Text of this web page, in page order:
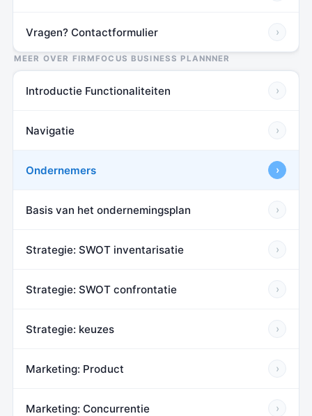
Vragen? Contactformulier ›
MEER OVER FIRMFOCUS BUSINESS PLANNNER
Introductie Functionaliteiten ›
Navigatie ›
Ondernemers ›
Basis van het ondernemingsplan ›
Strategie: SWOT inventarisatie ›
Strategie: SWOT confrontatie ›
Strategie: keuzes ›
Marketing: Product ›
Marketing: Concurrentie ›